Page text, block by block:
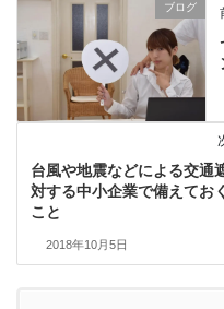
ブログ
台風や地震などによる交通
対する中小企業で備えてお
こと
2018年10月5日